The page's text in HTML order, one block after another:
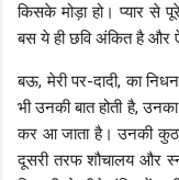
किसके मोड़ा हो। प्यार से
बस ये ही छवि अंकित है और
बऊ, मेरी पर-दादी, का
भी उनकी बात होती है,
कर आ जाता है। उनकी
दूसरी तरफ शौचालय और